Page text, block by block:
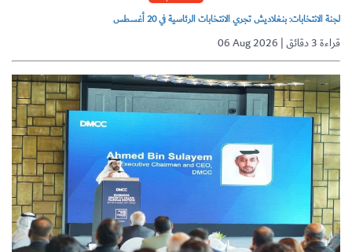
لجنة الانتخابات: بنغلاديش تجري الانتخابات الرئاسية في 20 أغسطس
06 Aug 2026 | قراءة 3 دقائق